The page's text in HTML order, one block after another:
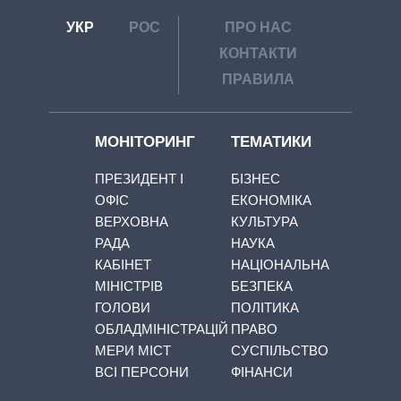
УКР РОС
ПРО НАС
КОНТАКТИ
ПРАВИЛА
МОНІТОРИНГ
ПРЕЗИДЕНТ І
ОФІС
ВЕРХОВНА
РАДА
КАБІНЕТ
МІНІСТРІВ
ГОЛОВИ
ОБЛАДМІНІСТРАЦІЙ
МЕРИ МІСТ
ВСІ ПЕРСОНИ
ТЕМАТИКИ
БІЗНЕС
ЕКОНОМІКА
КУЛЬТУРА
НАУКА
НАЦІОНАЛЬНА
БЕЗПЕКА
ПОЛІТИКА
ПРАВО
СУСПІЛЬСТВО
ФІНАНСИ